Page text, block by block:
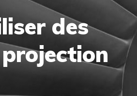
des